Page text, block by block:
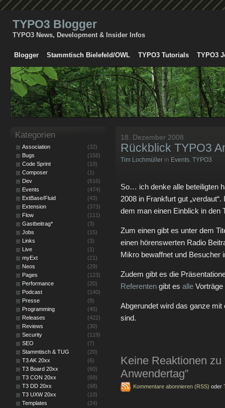
TYPO3 Blogger
TYPO3 News, Development & Insider Infos
Blogger Stammtisch Bielefeld/OWL TYPO3 Tutorials TYPO3
18. Dezember 2008
Rückblick TYPO3
Tim Lochmüller in Events, TYPO3
So… ich denke alle beteiligten
2008 in Frankfurt gut
dem man einen Einblick in den
Zum einen gibt es unter dem
einen hörenswerten Radio
Mikro bewaffnet und Besucher
Zudem gibt es die
Referenten gibt es alle
Abgerundet wird das ganze
sind.
Keine Reaktionen
Anwendertag”
Kommentare abonnieren (RSS) oder
Kategorien
Association
(32)
Bugs
(156)
Code Sprint
(10)
Composer
(1)
Dev
(616)
Events
(474)
ExtBase/Fluid
(43)
Extension
(373)
Flow
(111)
Gastbeitrag*
(3)
Jobs
(15)
Links
(3)
Live
(1)
myExt
(21)
Neos
(29)
Pages
(123)
Performance
(20)
Podcast
(140)
Presse
(8)
Programming
(45)
Releases
(422)
Reviews
(30)
Security
(119)
SEO
(7)
Stammtisch & TUG
(20)
T3 AK 20xx
(6)
T3 Board 20xx
(60)
T3 CON 20xx
(69)
T3 DD 20xx
(68)
T3 UXW 20xx
(10)
Templates
(24)